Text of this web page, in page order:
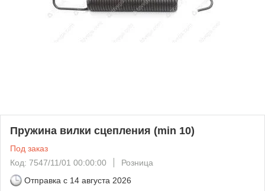
Пружина вилки сцепления (min 10)
Под заказ
Код: 7547/11/01 00:00:00
Розница
Отправка с 14 августа 2026